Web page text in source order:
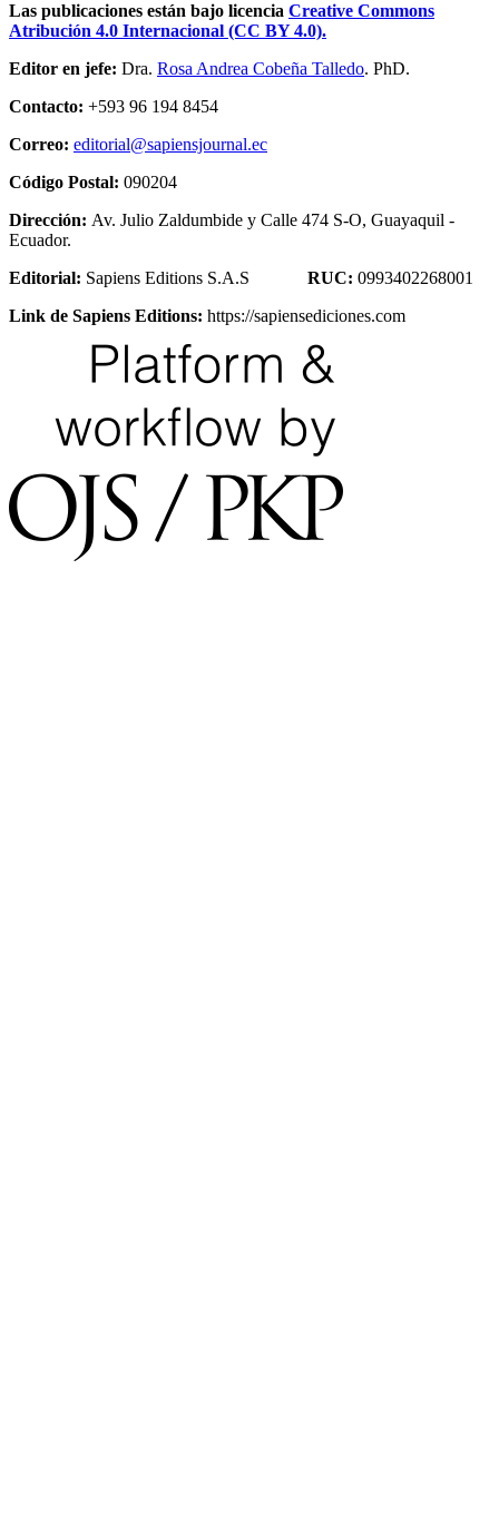
Las publicaciones están bajo licencia Creative Commons
Atribución 4.0 Internacional (CC BY 4.0).
Editor en jefe: Dra. Rosa Andrea Cobeña Talledo. PhD.
Contacto: +593 96 194 8454
Correo: editorial@sapiensjournal.ec
Código Postal: 090204
Dirección: Av. Julio Zaldumbide y Calle 474 S-O, Guayaquil -
Ecuador.
Editorial: Sapiens Editions S.A.S RUC: 0993402268001
Link de Sapiens Editions: https://sapiensediciones.com